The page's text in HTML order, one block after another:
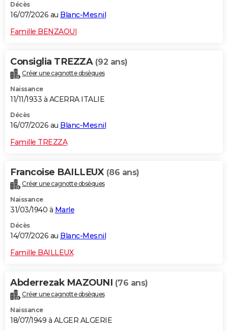
Décès
16/07/2026 au Blanc-Mesnil
Famille BENZAOUI
Consiglia TREZZA (92 ans)
Créer une cagnotte obsèques
Naissance
11/11/1933 à ACERRA ITALIE
Décès
16/07/2026 au Blanc-Mesnil
Famille TREZZA
Francoise BAILLEUX (86 ans)
Créer une cagnotte obsèques
Naissance
31/03/1940 à Marle
Décès
14/07/2026 au Blanc-Mesnil
Famille BAILLEUX
Abderrezak MAZOUNI (76 ans)
Créer une cagnotte obsèques
Naissance
18/07/1949 à ALGER ALGERIE